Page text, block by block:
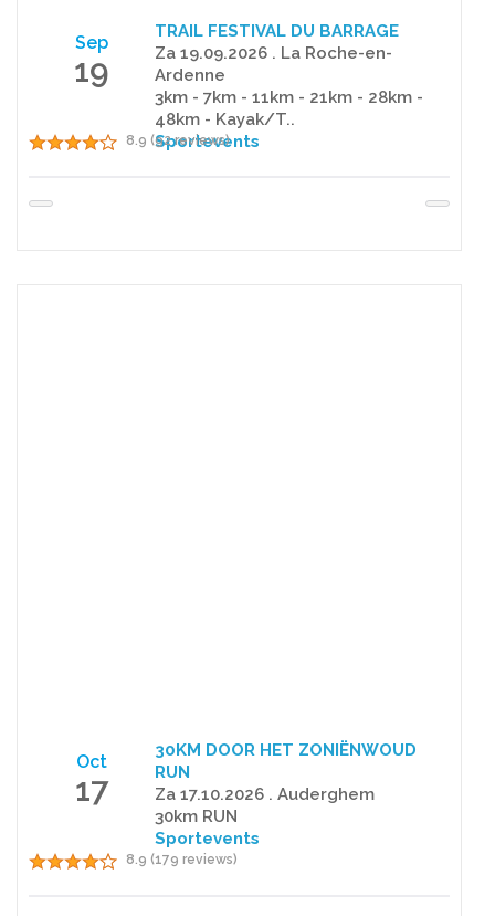
Sep
19
TRAIL FESTIVAL DU BARRAGE
Za 19.09.2026 . La Roche-en-
Ardenne
3km - 7km - 11km - 21km - 28km -
48km - Kayak/T..
Sportevents
8.9 (92 reviews)
Oct
17
30KM DOOR HET ZONIËNWOUD
RUN
Za 17.10.2026 . Auderghem
30km RUN
Sportevents
8.9 (179 reviews)